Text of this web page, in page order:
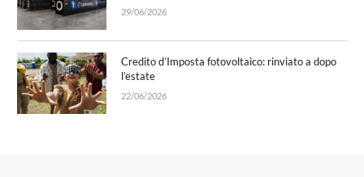
29/06/2026
Credito d’Imposta fotovoltaico: rinviato a dopo
l’estate
22/06/2026